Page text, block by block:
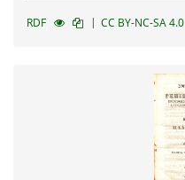
RDF | CC BY-NC-SA 4.0